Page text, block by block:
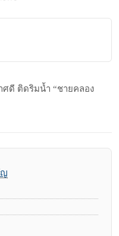
ศดี ติดริมน้ำ “ชายคลอง